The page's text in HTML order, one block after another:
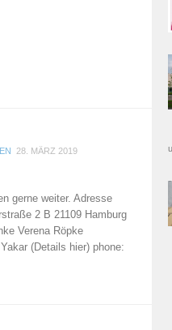
28. MÄRZ 2019
gerne weiter. Adresse
2 B 21109 Hamburg
Verena Röpke
(Details hier) phone: